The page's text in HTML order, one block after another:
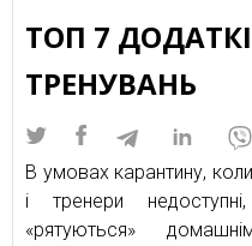
ТОП 7
ТРЕНУВАНЬ
В умовах карантину, коли
і тренери
«рятуються»